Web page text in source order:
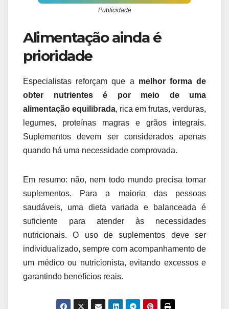
Publicidade
Alimentação ainda é
prioridade
Especialistas reforçam que a melhor forma de
obter nutrientes é por meio de uma
alimentação equilibrada, rica em frutas, verduras,
legumes, proteínas magras e grãos integrais.
Suplementos devem ser considerados apenas
quando há uma necessidade comprovada.
Em resumo: não, nem todo mundo precisa tomar
suplementos. Para a maioria das pessoas
saudáveis, uma dieta variada e balanceada é
suficiente para atender às necessidades
nutricionais. O uso de suplementos deve ser
individualizado, sempre com acompanhamento de
um médico ou nutricionista, evitando excessos e
garantindo benefícios reais.